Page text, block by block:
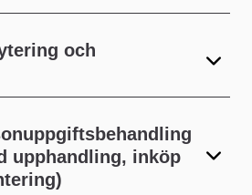
och
upphandling, inköp